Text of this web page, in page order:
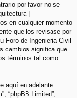
por favor no se
|
en cualquier momento
que los revisase por
Foro de Ingenieria Civil
cambios significa que
términos tal como
aquí en adelante
“phpBB Limited”,